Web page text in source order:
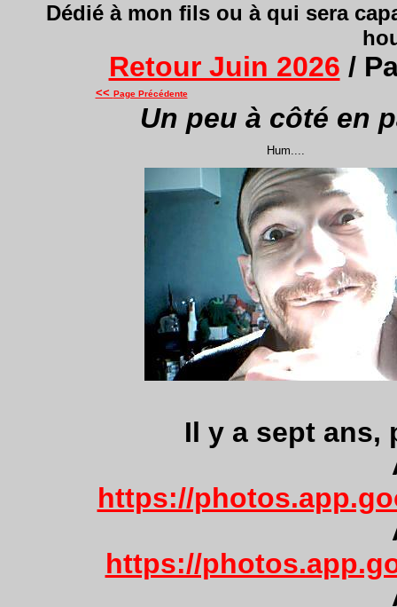
Dédié à mon fils ou à qui sera
Retour Juin 2026 /
<< Page Précédente
Un peu à côté en
Hum....
Il y a sept ans,
https://
https://